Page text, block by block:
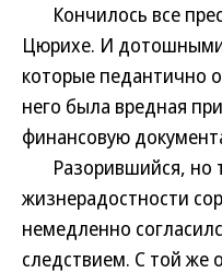
Кончилось все
Цюрихе. И
которые педантично
него была вредная
финансовую
Разорившийся, но
жизнерадостности
немедленно
следствием. С той